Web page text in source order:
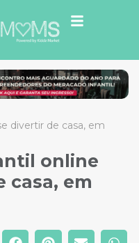
divertir de casa, em
online
casa, em